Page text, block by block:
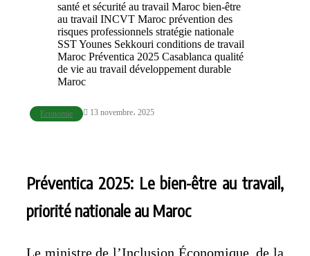
santé et sécurité au travail Maroc bien-être
au travail INCVT Maroc prévention des
risques professionnels stratégie nationale
SST Younes Sekkouri conditions de travail
Maroc Préventica 2025 Casablanca qualité
de vie au travail développement durable
Maroc
Economie 13 novembre، 2025
Préventica 2025: Le bien-être au travail,
priorité nationale au Maroc
Le ministre de l’Inclusion Économique, de la